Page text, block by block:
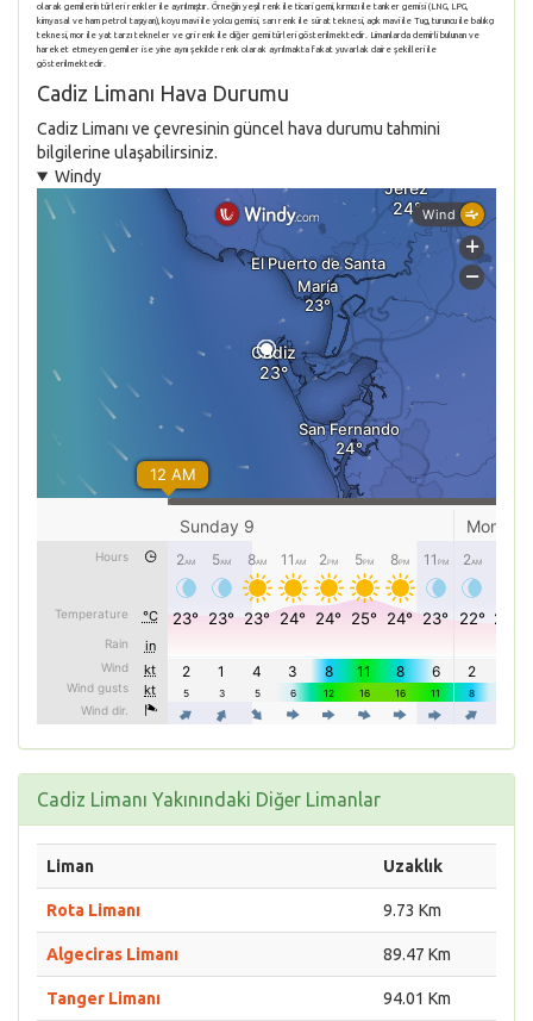
olarak gemilerin türleri renkler ile ayrılmıştır. Örneğin yeşil renk ile ticari gemi, kırmızı ile tanker gemisi (LNG, LPG,
kimyasal ve ham petrol taşıyan), koyu mavi ile yolcu gemisi, sarı renk ile sürat teknesi, açık mavi ile Tug, turuncu ile balıkçı
teknesi, mor ile yat tarzı tekneler ve gri renk ile diğer gemi türleri gösterilmektedir. Limanlarda demirli bulunan ve
hareket etmeyen gemiler ise yine aynı şekilde renk olarak ayrılmakta fakat yuvarlak daire şekilleri ile
gösterilmektedir.
Cadiz Limanı Hava Durumu
Cadiz Limanı ve çevresinin güncel hava durumu tahmini
bilgilerine ulaşabilirsiniz.
Windy
Cadiz Limanı Yakınındaki Diğer Limanlar
Liman Uzaklık
Rota Limanı 9.73 Km
Algeciras Limanı 89.47 Km
Tanger Limanı 94.01 Km